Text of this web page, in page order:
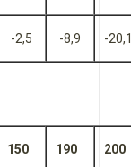
-2,5 -8,9 -
150 190 200